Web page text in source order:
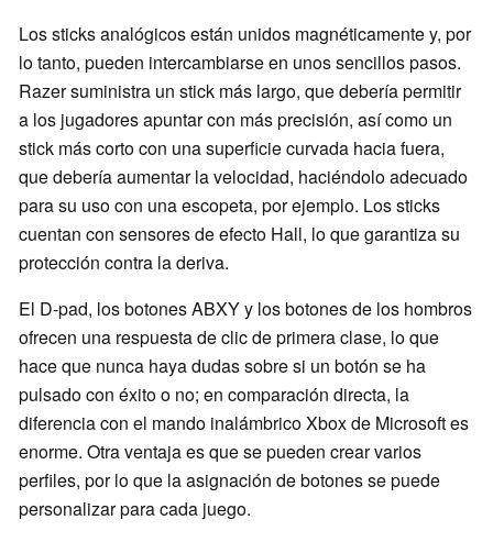
Los sticks analógicos están unidos magnéticamente y, por
lo tanto, pueden intercambiarse en unos sencillos pasos.
Razer suministra un stick más largo, que debería permitir
a los jugadores apuntar con más precisión, así como un
stick más corto con una superficie curvada hacia fuera,
que debería aumentar la velocidad, haciéndolo adecuado
para su uso con una escopeta, por ejemplo. Los sticks
cuentan con sensores de efecto Hall, lo que garantiza su
protección contra la deriva.
El D-pad, los botones ABXY y los botones de los hombros
ofrecen una respuesta de clic de primera clase, lo que
hace que nunca haya dudas sobre si un botón se ha
pulsado con éxito o no; en comparación directa, la
diferencia con el mando inalámbrico Xbox de Microsoft es
enorme. Otra ventaja es que se pueden crear varios
perfiles, por lo que la asignación de botones se puede
personalizar para cada juego.